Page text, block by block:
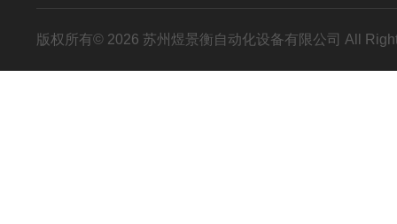
版权所有© 2026 苏州煜景衡自动化设备有限公司 All